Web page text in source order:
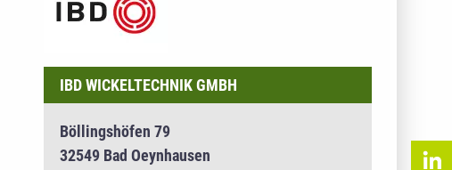
IBD WICKELTECHNIK GMBH
Böllingshöfen 79
32549 Bad Oeynhausen